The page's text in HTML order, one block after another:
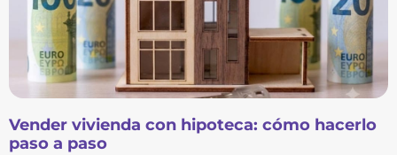
Vender vivienda con hipoteca: cómo hacerlo
paso a paso